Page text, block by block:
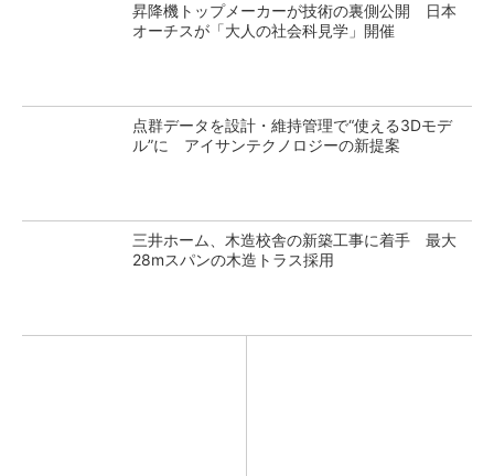
昇降機トップメーカーが技術の裏側公開 日本
オーチスが「大人の社会科見学」開催
点群データを設計・維持管理で“使える3Dモデ
ル”に アイサンテクノロジーの新提案
三井ホーム、木造校舎の新築工事に着手 最大
28mスパンの木造トラス採用